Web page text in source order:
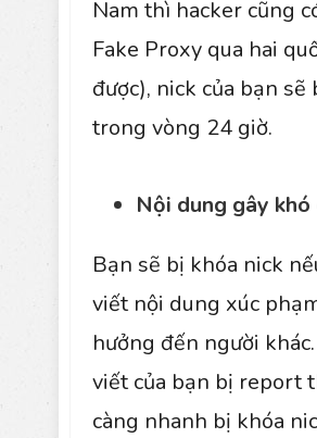
Nam thì hacker cũng
Fake Proxy qua hai
được), nick của bạn sẽ
trong vòng 24 giờ.
Nội dung gây khó
Bạn sẽ bị khóa nick
viết nội dung xúc
hưởng đến người
viết của bạn bị report
càng nhanh bị khóa